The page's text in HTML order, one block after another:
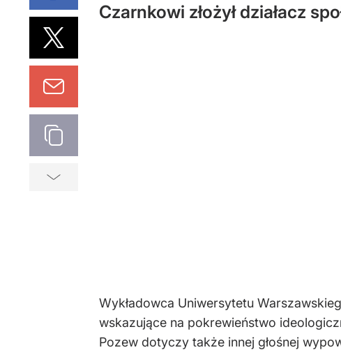
Czarnkowi złożył działacz
Wykładowca Uniwersytetu
wskazujące na pokrewieństwo
Pozew dotyczy także innej głośnej